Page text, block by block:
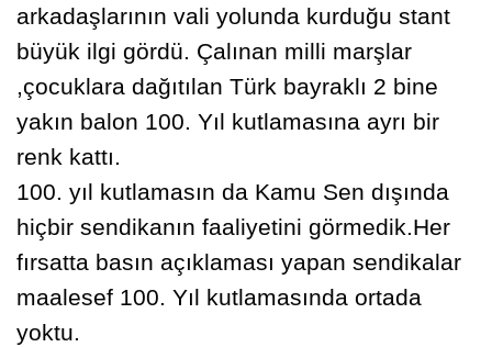
arkadaşlarının vali yolunda kurduğu stant
büyük ilgi gördü. Çalınan milli marşlar
,çocuklara dağıtılan Türk bayraklı 2 bine
yakın balon 100. Yıl kutlamasına ayrı bir
renk kattı.
100. yıl kutlamasın da Kamu Sen dışında
hiçbir sendikanın faaliyetini görmedik.Her
fırsatta basın açıklaması yapan sendikalar
maalesef 100. Yıl kutlamasında ortada
yoktu.